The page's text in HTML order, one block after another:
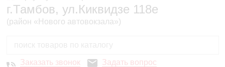
г.Тамбов, ул.Киквидзе 118е
(район «Нового автовокзала»)
Заказать звонок Задать вопрос